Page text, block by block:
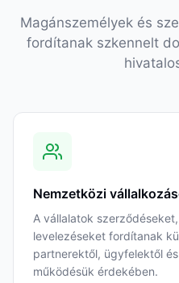
Magánszemélyek és
fordítanak szkennelt
Nemzetközi
A vállalatok
levelezéseket fordítanak
partnerektől, ügyfelektől
működésük érdekében.